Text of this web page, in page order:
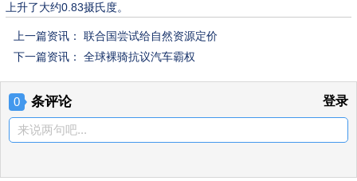
上升了大约0.83摄氏度。
上一篇资讯： 联合国尝试给自然资源定价
下一篇资讯： 全球裸骑抗议汽车霸权
0 条评论 登录
来说两句吧...